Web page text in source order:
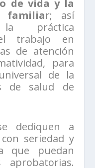
de vida y la
familiar; así
práctica
trabajo en
de atención
para
de la
de salud de
dediquen a
seriedad y
que puedan
aprobatorias.